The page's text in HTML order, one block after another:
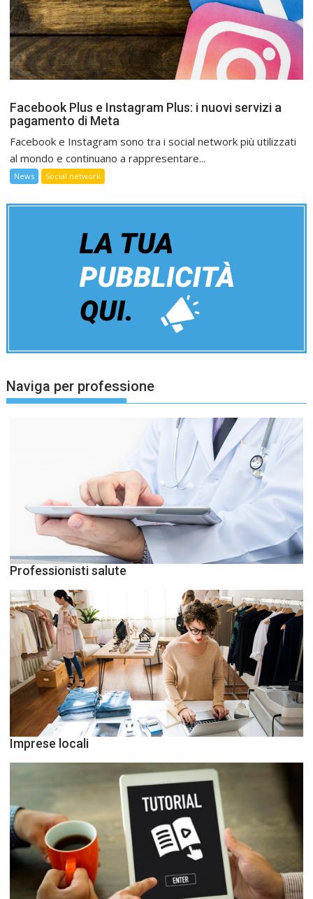
Facebook Plus e Instagram Plus: i nuovi servizi a
pagamento di Meta
Facebook e Instagram sono tra i social network più utilizzati
al mondo e continuano a rappresentare...
News Social network
Naviga per professione
Professionisti salute
Imprese locali